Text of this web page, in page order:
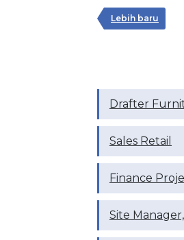
Lebih baru
Drafter
Sales Retail
Finance
Site